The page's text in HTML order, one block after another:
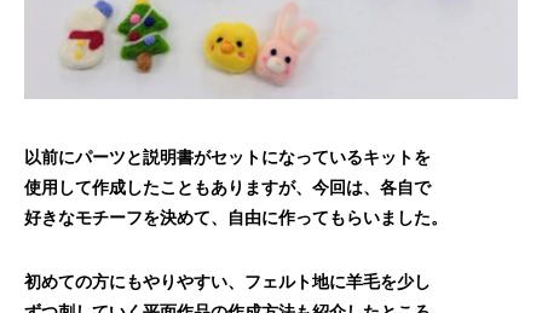
以前にパーツと説明書がセットになっているキットを
使用して作成したこともありますが、今回は、各自で
好きなモチーフを決めて、自由に作ってもらいました。
初めての方にもやりやすい、フェルト地に羊毛を少し